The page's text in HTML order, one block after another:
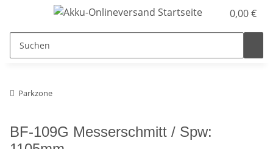
0,00 €
Parkzone
BF-109G Messerschmitt / Spw: